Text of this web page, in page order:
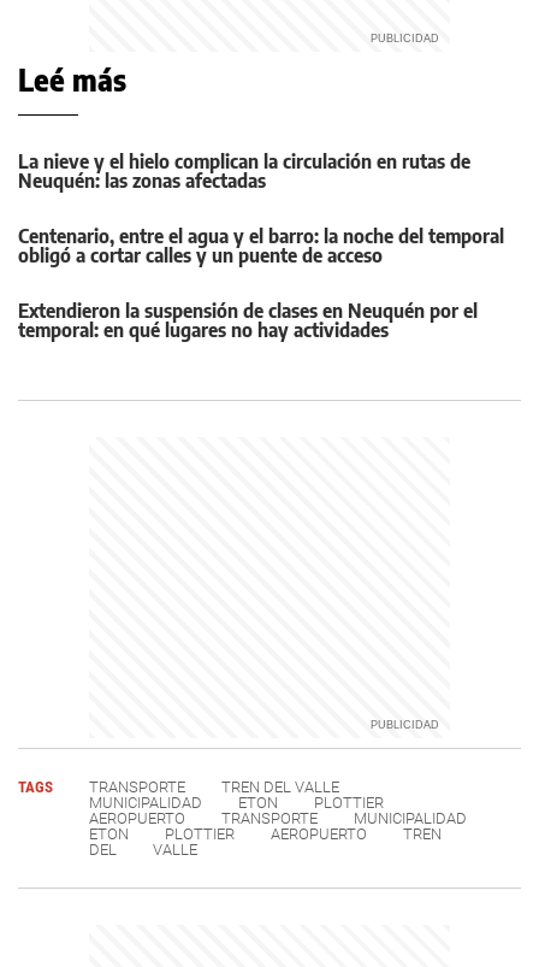
Leé más
La nieve y el hielo complican la circulación en rutas de
Neuquén: las zonas afectadas
Centenario, entre el agua y el barro: la noche del temporal
obligó a cortar calles y un puente de acceso
Extendieron la suspensión de clases en Neuquén por el
temporal: en qué lugares no hay actividades
TAGS TRANSPORTE
TREN DEL VALLE
MUNICIPALIDAD
ETON
PLOTTIER
AEROPUERTO
TRANSPORTE
MUNICIPALIDAD
ETON
PLOTTIER AEROPUERTO
TREN
DEL
VALLE